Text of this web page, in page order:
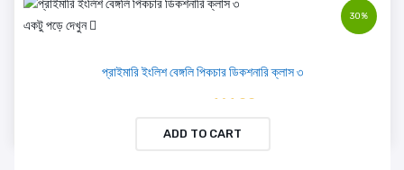
30%
একটু পড়ে দেখুন
প্রাইমারি ইংলিশ বেঙ্গলি পিকচার ডিকশনারি ক্লাস ৩
৳ 161.00
ADD TO CART